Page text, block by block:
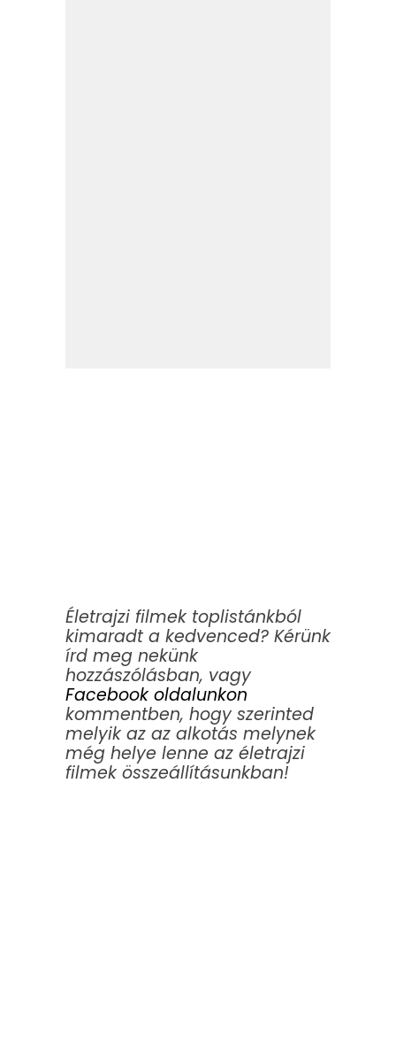
Életrajzi filmek toplistánkból
kimaradt a kedvenced? Kérünk
írd meg nekünk
hozzászólásban, vagy
Facebook oldalunkon
kommentben, hogy szerinted
melyik az az alkotás melynek
még helye lenne az életrajzi
filmek összeállításunkban!